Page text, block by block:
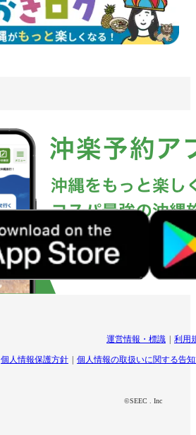
運営情報・標識 利用
個人情報保護方針 個人情報の取扱いに関する告
©SEEC . Inc